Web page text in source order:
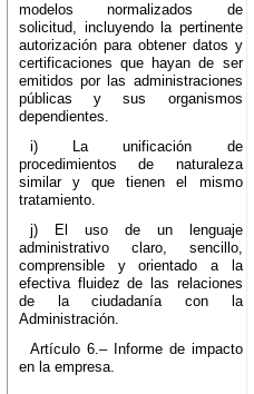
modelos normalizados de
solicitud, incluyendo la pertinente
autorización para obtener datos y
certificaciones que hayan de ser
emitidos por las administraciones
públicas y sus organismos
dependientes.
i) La unificación de
procedimientos de naturaleza
similar y que tienen el mismo
tratamiento.
j) El uso de un lenguaje
administrativo claro, sencillo,
comprensible y orientado a la
efectiva fluidez de las relaciones
de la ciudadanía con la
Administración.
Artículo 6.– Informe de impacto
en la empresa.